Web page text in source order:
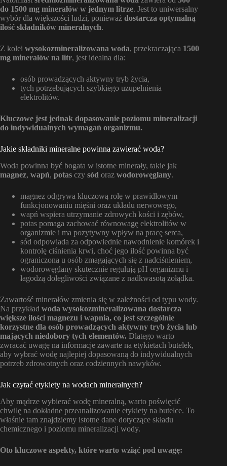
do 1500 mg minerałów w jednym litrze. Jest to uniwersalny
wybór dla większości ludzi, ponieważ dostarcza optymalną
ilość składników mineralnych.
Z kolei wysokozmineralizowana woda, przekraczająca 1500
mg minerałów na litr, jest idealna dla:
osób prowadzących aktywny tryb życia,
tych potrzebujących szybkiego uzupełnienia
elektrolitów.
Kluczowe jest jednak dopasowanie poziomu mineralizacji
do indywidualnych wymagań organizmu.
Jakie składniki mineralne powinna zawierać woda?
Woda powinna być bogata w istotne minerały, takie jak
magnez, wapń, potas czy sód oraz wodorowęglany.
magnez odgrywa kluczową rolę w prawidłowym
funkcjonowaniu mięśni oraz układu nerwowego,
wapń wspiera utrzymanie zdrowych kości i zębów,
potas pomaga zachować równowagę elektrolitów w
organizmie i ma pozytywny wpływ na pracę serca,
sód odpowiada za odpowiednie nawodnienie komórek i
kontrolę ciśnienia krwi, choć jego ilość powinna być
ograniczona u osób zmagających się z nadciśnieniem,
wodorowęglany skutecznie regulują pH organizmu i
łagodzą dolegliwości związane z nadkwasotą żołądka.
Zawartość minerałów zmienia się w zależności od typu wody.
Na przykład woda wysokozmineralizowana dostarcza
większe ilości magnezu i wapnia, co jest szczególnie
korzystne dla osób prowadzących aktywny tryb życia lub
mających niedobory tych elementów. Dlatego warto
zwracać uwagę na informacje zawarte na etykietach butelek,
aby wybrać wodę najlepiej dopasowaną do indywidualnych
potrzeb zdrowotnych oraz codziennych nawyków.
Jak czytać etykiety na wodach mineralnych?
Aby mądrze wybierać wodę mineralną, warto poświęcić
chwilę na dokładne przeanalizowanie etykiety na butelce. To
właśnie tam znajdziemy istotne dane dotyczące składu
chemicznego i poziomu mineralizacji wody.
Oto kluczowe aspekty, które warto wziąć pod uwagę: